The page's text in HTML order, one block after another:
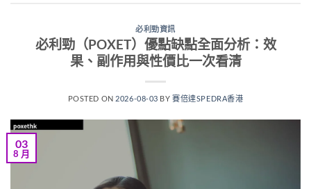
必利勁資訊
必利勁（POXET）優點缺點全面分析：效
果、副作用與性價比一次看清
POSTED ON 2026-08-03 BY賽倍達SPEDRA香港
03
8 月